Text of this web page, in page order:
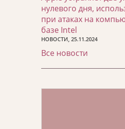
нулевого дня,
при атаках на
базе Intel
НОВОСТИ, 25.11.2024
Все новости